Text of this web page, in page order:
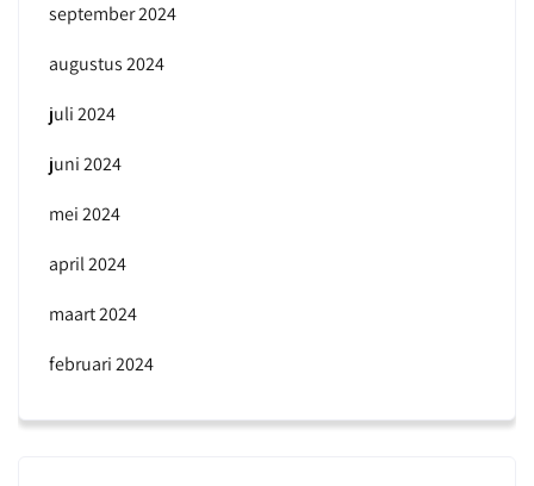
september 2024
augustus 2024
juli 2024
juni 2024
mei 2024
april 2024
maart 2024
februari 2024